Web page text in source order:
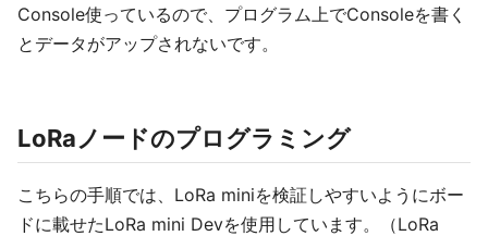
Console使っているので、プログラム上でConsoleを書く
とデータがアップされないです。
LoRaノードのプログラミング
こちらの手順では、LoRa miniを検証しやすいようにボー
ドに載せたLoRa mini Devを使用しています。（LoRa